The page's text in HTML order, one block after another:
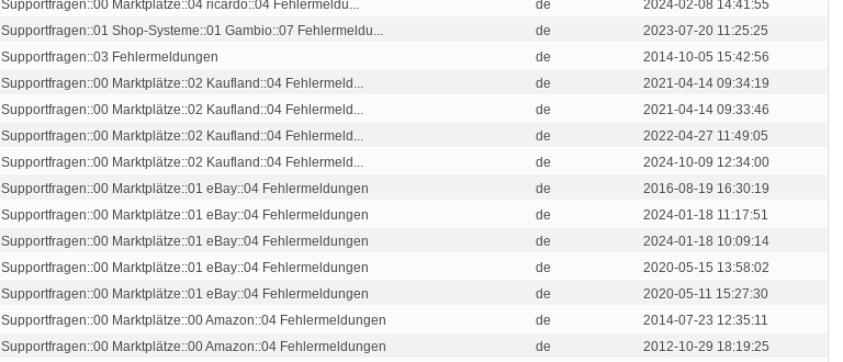
Supportfragen::00 Marktplätze::04 ricardo::04 Fehlermeldu... de
2024-02-08 14:41:55
Supportfragen::01 Shop-Systeme::01 Gambio::07 Fehlermeldu... de
2023-07-20 11:25:25
Supportfragen::03 Fehlermeldungen de
2014-10-05 15:42:56
Supportfragen::00 Marktplätze::02 Kaufland::04 Fehlermeld... de
2021-04-14 09:34:19
Supportfragen::00 Marktplätze::02 Kaufland::04 Fehlermeld... de
2021-04-14 09:33:46
Supportfragen::00 Marktplätze::02 Kaufland::04 Fehlermeld... de
2022-04-27 11:49:05
Supportfragen::00 Marktplätze::02 Kaufland::04 Fehlermeld... de
2024-10-09 12:34:00
Supportfragen::00 Marktplätze::01 eBay::04 Fehlermeldungen de
2016-08-19 16:30:19
Supportfragen::00 Marktplätze::01 eBay::04 Fehlermeldungen de
2024-01-18 11:17:51
Supportfragen::00 Marktplätze::01 eBay::04 Fehlermeldungen de
2024-01-18 10:09:14
Supportfragen::00 Marktplätze::01 eBay::04 Fehlermeldungen de
2020-05-15 13:58:02
Supportfragen::00 Marktplätze::01 eBay::04 Fehlermeldungen de
2020-05-11 15:27:30
Supportfragen::00 Marktplätze::00 Amazon::04 Fehlermeldungen de
2014-07-23 12:35:11
Supportfragen::00 Marktplätze::00 Amazon::04 Fehlermeldungen de
2012-10-29 18:19:25